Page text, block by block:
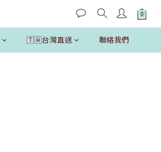
🇹🇼台灣直送 聯絡我們